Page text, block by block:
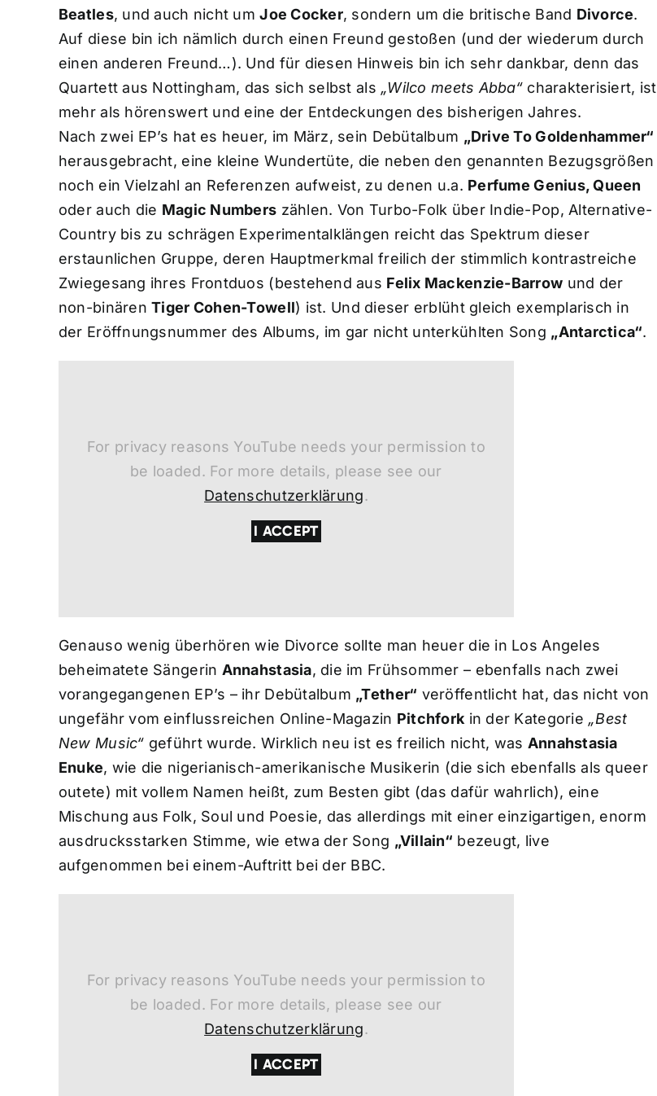
Beatles, und auch nicht umJoe Cocker, sondern um die britische Band Divorce.
Auf diese bin ich nämlich durch einen Freund gestoßen (und der wiederum durch
einen anderen Freund…). Und für diesen Hinweis bin ich sehr dankbar, denn das
Quartett aus Nottingham, das sich selbst als „Wilco meets Abba“charakterisiert, ist
mehr als hörenswert und eine der Entdeckungen des bisherigen Jahres.
Nach zwei EP’s hat es heuer, im März, sein Debütalbum „Drive To Goldenhammer“
herausgebracht, eine kleine Wundertüte, die neben den genannten Bezugsgrößen
noch ein Vielzahl an Referenzen aufweist, zu denen u.a. Perfume Genius, Queen
oder auch die Magic Numbers zählen. Von Turbo-Folk über Indie-Pop, Alternative-
Country bis zu schrägen Experimentalklängen reicht das Spektrum dieser
erstaunlichen Gruppe, deren Hauptmerkmal freilich der stimmlich kontrastreiche
Zwiegesang ihres Frontduos (bestehend aus Felix Mackenzie-Barrow und der
non-binärenTiger Cohen-Towell) ist. Und dieser erblüht gleich exemplarisch in
der Eröffnungsnummer des Albums, im gar nicht unterkühlten Song „Antarctica“.
For privacy reasons YouTube needs your permission to
be loaded. For more details, please see our
Datenschutzerklärung.
I ACCEPT
Genauso wenig überhören wie Divorce sollte man heuer die in Los Angeles
beheimatete Sängerin Annahstasia, die im Frühsommer – ebenfalls nach zwei
vorangegangenen EP’s – ihr Debütalbum „Tether“ veröffentlicht hat, das nicht von
ungefähr vom einflussreichen Online-Magazin Pitchfork in der Kategorie „Best
New Music“ geführt wurde. Wirklich neu ist es freilich nicht, was Annahstasia
Enuke, wie die nigerianisch-amerikanische Musikerin (die sich ebenfalls als queer
outete) mit vollem Namen heißt, zum Besten gibt (das dafür wahrlich), eine
Mischung aus Folk, Soul und Poesie, das allerdings mit einer einzigartigen, enorm
ausdrucksstarken Stimme, wie etwa der Song „Villain“ bezeugt, live
aufgenommen bei einem-Auftritt bei der BBC.
For privacy reasons YouTube needs your permission to
be loaded. For more details, please see our
Datenschutzerklärung.
I ACCEPT